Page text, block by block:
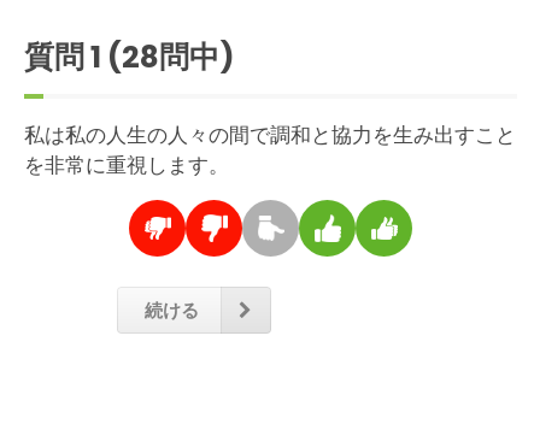
質問1 (28問中)
私は私の人生の人々の間で調和と協力を生み出すこと
を非常に重視します。
続ける